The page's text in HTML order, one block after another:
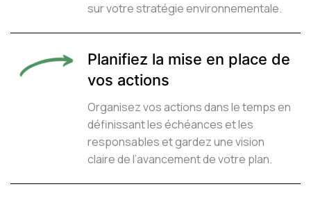
sur votre stratégie environnementale.
Planifiez la mise en place de
vos actions
Organisez vos actions dans le temps en
définissant les échéances et les
responsables et gardez une vision
claire de l’avancement de votre plan.